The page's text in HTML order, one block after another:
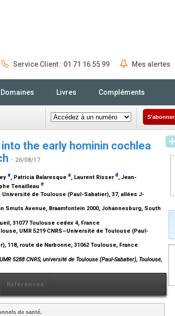
Service Client : 01 71 16 55 99 Mes alertes
Domaines Livres Compléments
S'abonner
the early hominin cochlea
- 26/08/17
a, Patricia Balaresque a, Laurent Risserd , Jean-
Tenailleau e
de Toulouse (Paul-Sabatier), 37, allées J-
Avenue, Braamfontein 2000, Johannesburg, South
31077 Toulouse cedex 4, France
UMR 5219 CNRS–Université de Toulouse (Paul-
118, route de Narbonne, 31062 Toulouse, France
5288 CNRS, université de Toulouse (Paul-Sabatier), Toulouse,
Références
de santé.